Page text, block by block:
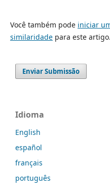
Você também pode iniciar
similaridadepara este artigo.
Enviar Submissão
Idioma
English
español
français
português